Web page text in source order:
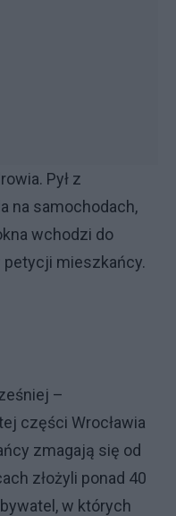
Pył z
na samochodach,
wchodzi do
mieszkańcy.
–
części Wrocławia
zmagają się od
złożyli ponad 40
w których